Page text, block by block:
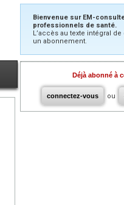
Bienvenue sur EM-
professionnels de santé.
L’accès au texte intégral
un abonnement.
Déjà abonné à
connectez-vous ou